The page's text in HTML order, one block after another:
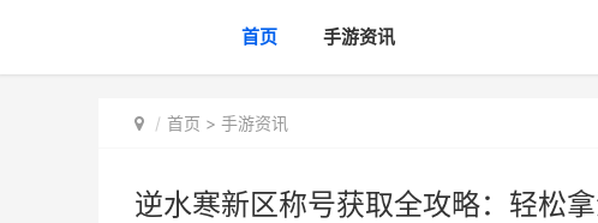
首页 手游资讯
首页 > 手游资讯
逆水寒新区称号获取全攻略：轻松